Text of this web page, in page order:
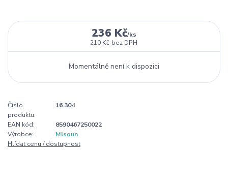
236 Kč/ks
210 Kč bez DPH
Momentálně není k dispozici
Číslo
produktu:
16.304
EAN kód:
8590467250022
Výrobce:
Mlsoun
Hlídat cenu / dostupnost